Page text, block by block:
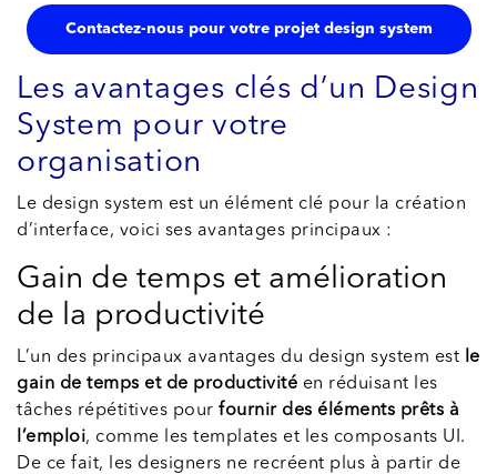
Contactez-nous pour votre projet design system
Les avantages clés d’un Design
System pour votre
organisation
Le design system est un élément clé pour la création
d’interface, voici ses avantages principaux :
Gain de temps et amélioration
de la productivité
L’un des principaux avantages du design system est
le
gain de temps et de productivité en réduisant les
tâches répétitives pour fournir des éléments prêts à
l’emploi, comme les templates et les composants UI.
De ce fait, les designers ne recréent plus à partir de